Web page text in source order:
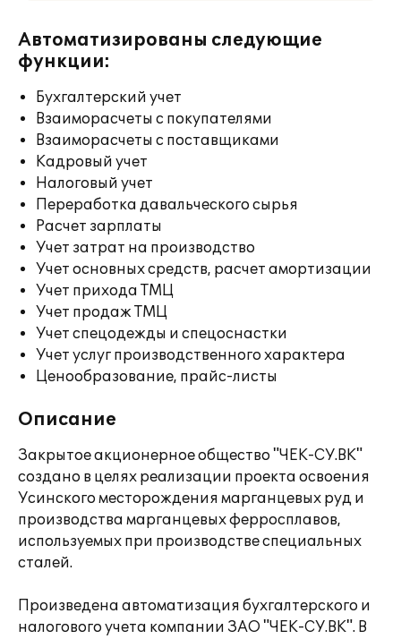
Автоматизированы следующие
функции:
Бухгалтерский учет
Взаиморасчеты с покупателями
Взаиморасчеты с поставщиками
Кадровый учет
Налоговый учет
Переработка давальческого сырья
Расчет зарплаты
Учет затрат на производство
Учет основных средств, расчет амортизации
Учет прихода ТМЦ
Учет продаж ТМЦ
Учет спецодежды и спецоснастки
Учет услуг производственного характера
Ценообразование, прайс-листы
Описание
Закрытое акционерное общество "ЧЕК-СУ.ВК"
создано в целях реализации проекта освоения
Усинского месторождения марганцевых руд и
производства марганцевых ферросплавов,
используемых при производстве специальных
сталей.
Произведена автоматизация бухгалтерского и
налогового учета компании ЗАО "ЧЕК-СУ.ВК". В